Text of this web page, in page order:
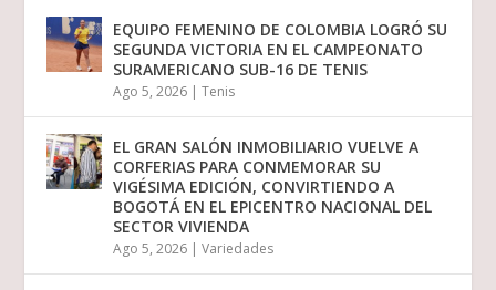
EQUIPO FEMENINO DE COLOMBIA LOGRÓ SU
SEGUNDA VICTORIA EN EL CAMPEONATO
SURAMERICANO SUB-16 DE TENIS
Ago 5, 2026 |Tenis
EL GRAN SALÓN INMOBILIARIO VUELVE A
CORFERIAS PARA CONMEMORAR SU
VIGÉSIMA EDICIÓN, CONVIRTIENDO A
BOGOTÁ EN EL EPICENTRO NACIONAL DEL
SECTOR VIVIENDA
Ago 5, 2026 |Variedades